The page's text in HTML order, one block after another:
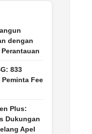
dengan
833
Fee
Plus:
Dukungan
Apel